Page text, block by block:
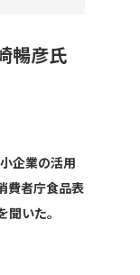
暢彦氏
企業の活用
費者庁食品表
いた。